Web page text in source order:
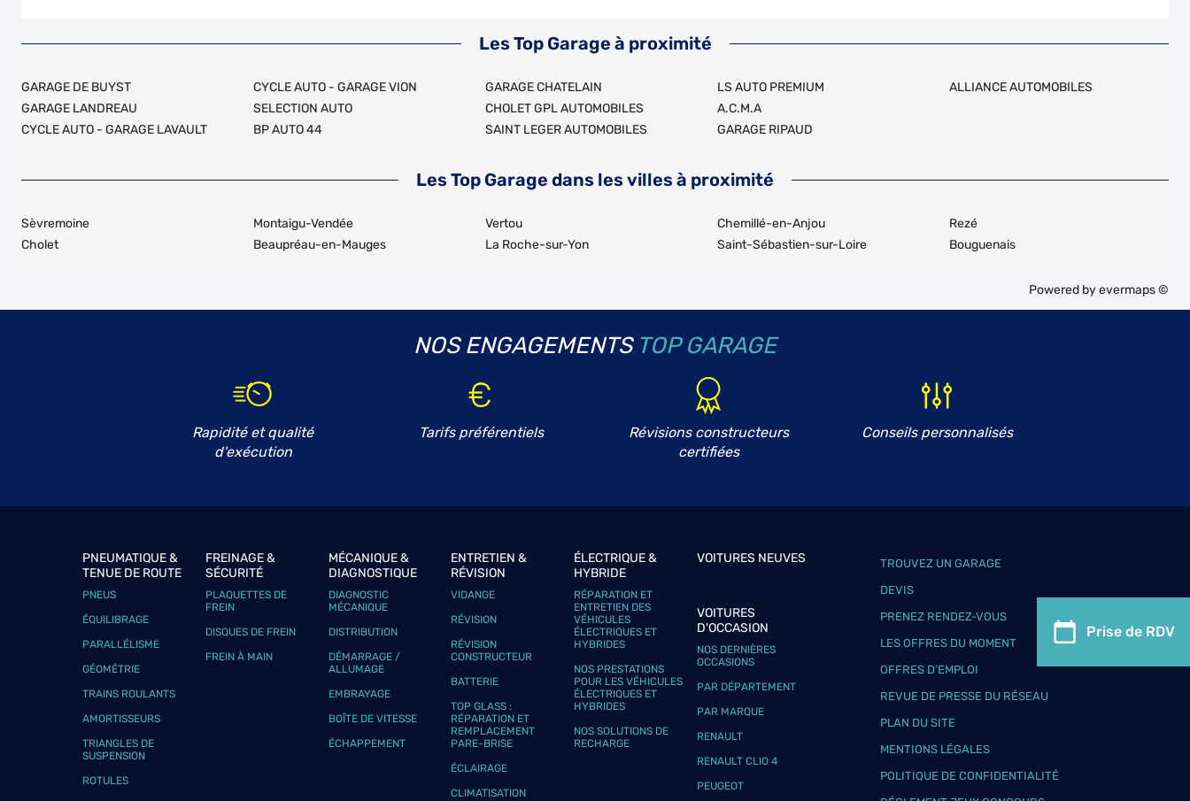
Prise de RDV
Les Top Garage à proximité
GARAGE DE BUYST
GARAGE LANDREAU
CYCLE AUTO - GARAGE LAVAULT
CYCLE AUTO - GARAGE VION
SELECTION AUTO
BP AUTO 44
GARAGE CHATELAIN
CHOLET GPL AUTOMOBILES
SAINT LEGER AUTOMOBILES
LS AUTO PREMIUM
A.C.M.A
GARAGE RIPAUD
ALLIANCE AUTOMOBILES
Les Top Garage dans les villes à proximité
Sèvremoine
Cholet
Montaigu-Vendée
Beaupréau-en-Mauges
Vertou
La Roche-sur-Yon
Chemillé-en-Anjou
Saint-Sébastien-sur-Loire
Rezé
Bouguenais
Powered byevermaps ©
NOS ENGAGEMENTS TOP GARAGE
Rapidité et qualité
d'exécution
Tarifs préférentiels
Révisions constructeurs
certifiées
Conseils personnalisés
PNEUMATIQUE &
TENUE DE ROUTE
PNEUS
ÉQUILIBRAGE
PARALLÉLISME
GÉOMÉTRIE
TRAINS ROULANTS
AMORTISSEURS
TRIANGLES DE
SUSPENSION
ROTULES
FREINAGE &
SÉCURITÉ
PLAQUETTES DE
FREIN
DISQUES DE FREIN
FREIN À MAIN
MÉCANIQUE &
DIAGNOSTIQUE
DIAGNOSTIC
MÉCANIQUE
DISTRIBUTION
DÉMARRAGE /
ALLUMAGE
EMBRAYAGE
BOÎTE DE VITESSE
ÉCHAPPEMENT
ENTRETIEN &
RÉVISION
VIDANGE
RÉVISION
RÉVISION
CONSTRUCTEUR
BATTERIE
TOP GLASS :
RÉPARATION ET
REMPLACEMENT
PARE-BRISE
ÉCLAIRAGE
CLIMATISATION
ÉLECTRIQUE &
HYBRIDE
RÉPARATION ET
ENTRETIEN DES
VÉHICULES
ÉLECTRIQUES ET
HYBRIDES
NOS PRESTATIONS
POUR LES VÉHICULES
ÉLECTRIQUES ET
HYBRIDES
NOS SOLUTIONS DE
RECHARGE
VOITURES NEUVES
VOITURES
D'OCCASION
NOS DERNIÈRES
OCCASIONS
PAR DÉPARTEMENT
PAR MARQUE
RENAULT
RENAULT CLIO 4
PEUGEOT
TROUVEZ UN GARAGE
DEVIS
PRENEZ RENDEZ-VOUS
LES OFFRES DU MOMENT
OFFRES D’EMPLOI
REVUE DE PRESSE DU RÉSEAU
PLAN DU SITE
MENTIONS LÉGALES
POLITIQUE DE CONFIDENTIALITÉ